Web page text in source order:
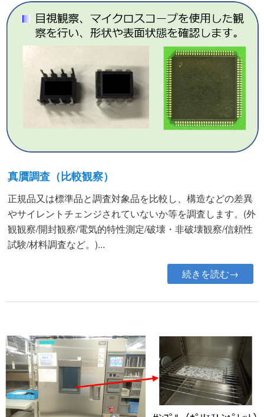
真贋調査（比較観察）
正規品又は標準品と調査対象品を比較し、構造などの差異
やサイレントチェンジされていないか等を調査します。(外
観観察/開封観察/電気的特性測定/破壊・非破壊観察/信頼性
試験/材料調査など。)...
続きを読む→